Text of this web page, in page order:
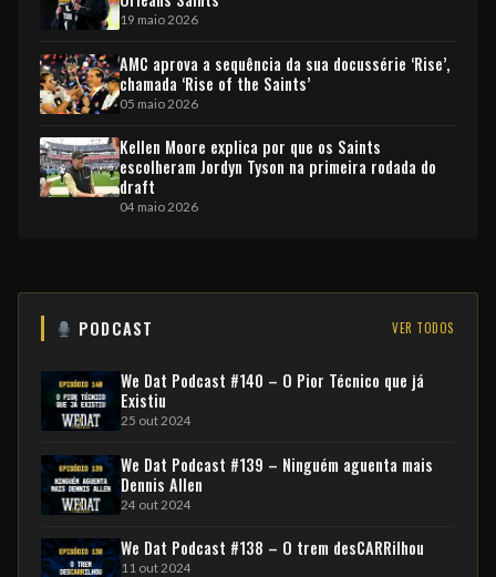
19 maio 2026
AMC aprova a sequência da sua docussérie ‘Rise’,
chamada ‘Rise of the Saints’
05 maio 2026
Kellen Moore explica por que os Saints
escolheram Jordyn Tyson na primeira rodada do
draft
04 maio 2026
PODCAST VER TODOS
We Dat Podcast #140 – O Pior Técnico que já
Existiu
25 out 2024
We Dat Podcast #139 – Ninguém aguenta mais
Dennis Allen
24 out 2024
We Dat Podcast #138 – O trem desCARRilhou
11 out 2024